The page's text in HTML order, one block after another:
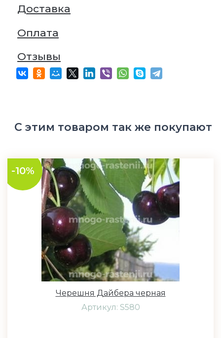
Доставка
Оплата
Отзывы
С этим товаром так же покупают
-10%
Черешня Дайбера черная
Артикул: S580